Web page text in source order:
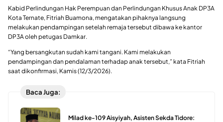
Kabid Perlindungan Hak Perempuan dan Perlindungan Khusus Anak DP3A
Kota Ternate, Fitriah Buamona, mengatakan pihaknya langsung
melakukan pendampingan setelah remaja tersebut dibawa ke kantor
DP3A oleh petugas Damkar.
“Yang bersangkutan sudah kami tangani. Kami melakukan
pendampingan dan pendalaman terhadap anak tersebut,” kata Fitriah
saat dikonfirmasi, Kamis (12/3/2026).
Baca Juga:
Milad ke-109 Aisyiyah, Asisten Sekda Tidore: